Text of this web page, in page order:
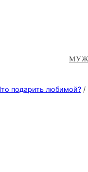
подарить любимой? /